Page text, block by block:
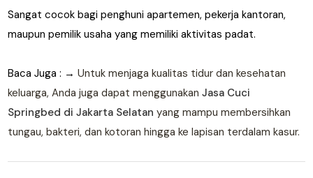
Sangat cocok bagi penghuni apartemen, pekerja kantoran,
maupun pemilik usaha yang memiliki aktivitas padat.
Baca Juga : →Untuk menjaga kualitas tidur dan kesehatan
keluarga, Anda juga dapat menggunakanJasa Cuci
Springbed di Jakarta Selatan yang mampu membersihkan
tungau, bakteri, dan kotoran hingga ke lapisan terdalam kasur.